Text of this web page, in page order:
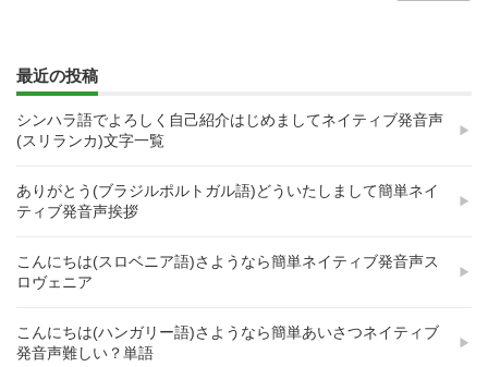
最近の投稿
シンハラ語でよろしく自己紹介はじめましてネイティブ発音声
(スリランカ)文字一覧
ありがとう(ブラジルポルトガル語)どういたしまして簡単ネイ
ティブ発音声挨拶
こんにちは(スロベニア語)さようなら簡単ネイティブ発音声ス
ロヴェニア
こんにちは(ハンガリー語)さようなら簡単あいさつネイティブ
発音声難しい？単語